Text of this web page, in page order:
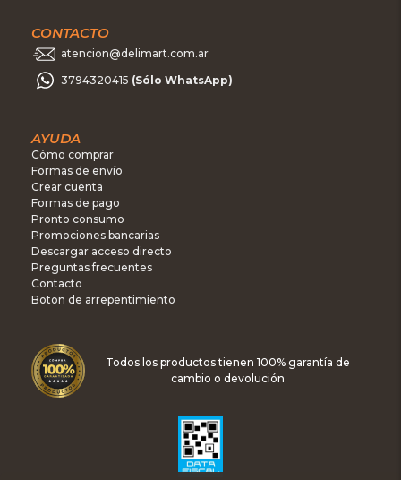
CONTACTO
atencion@delimart.com.ar
3794320415 (Sólo WhatsApp)
AYUDA
Cómo comprar
Formas de envío
Crear cuenta
Formas de pago
Pronto consumo
Promociones bancarias
Descargar acceso directo
Preguntas frecuentes
Contacto
Boton de arrepentimiento
Todos los productos tienen 100% garantía de
cambio o devolución